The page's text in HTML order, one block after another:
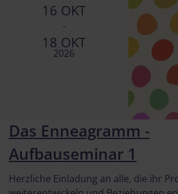
16 OKT
-
18 OKT
2026
Das Enneagramm -
Aufbauseminar 1
Herzliche Einladung an alle, die ihr